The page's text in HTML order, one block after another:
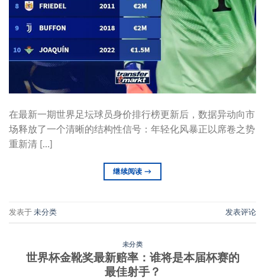
在最新一期世界足坛球员身价排行榜更新后，数据异动向市
场释放了一个清晰的结构性信号：年轻化风暴正以席卷之势
重新清 […]
继续阅读→
发表于 未分类 发表评论
未分类
世界杯金靴奖最新赔率：谁将是本届杯赛的
最佳射手？